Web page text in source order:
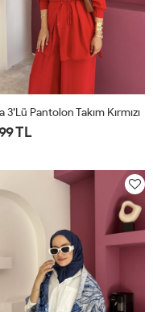
3’lü Pantolon Takım Kırmızı
TL